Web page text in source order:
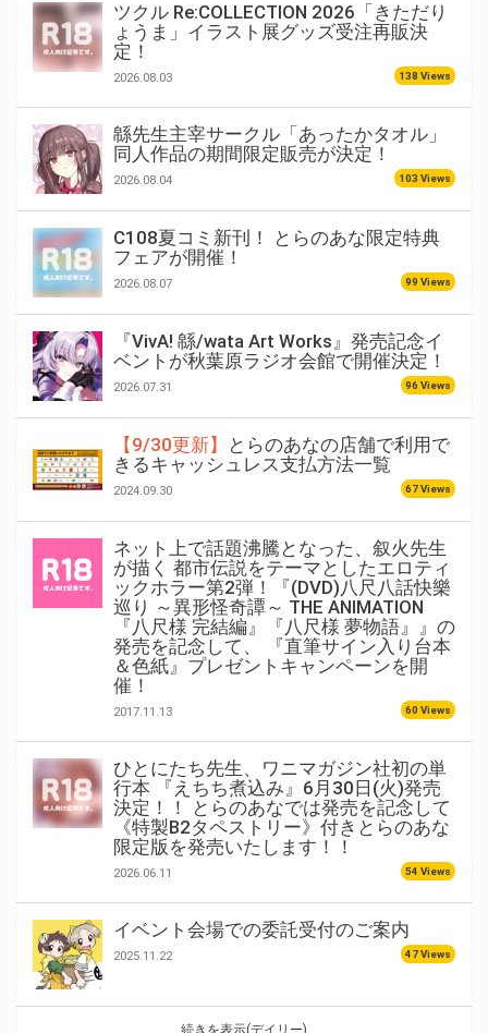
ツクル Re:COLLECTION 2026「きただり
ょうま」イラスト展グッズ受注再販決
定！
2026.08.03 138 Views
緜先生主宰サークル「あったかタオル」
同人作品の期間限定販売が決定！
2026.08.04 103 Views
C108夏コミ新刊！ とらのあな限定特典
フェアが開催！
2026.08.07 99 Views
『VivA! 緜/wata Art Works』発売記念イ
ベントが秋葉原ラジオ会館で開催決定！
2026.07.31 96 Views
【9/30更新】
とらのあなの店舗で利用で
きるキャッシュレス支払方法一覧
2024.09.30 67 Views
ネット上で話題沸騰となった、叙火先生
が描く 都市伝説をテーマとしたエロティ
ックホラー第2弾！『(DVD)八尺八話快樂
巡り ～異形怪奇譚～ THE ANIMATION
『八尺様 完結編』『八尺様 夢物語』』の
発売を記念して、 『直筆サイン入り台本
＆色紙』プレゼントキャンペーンを開
催！
2017.11.13 60 Views
ひとにたち先生、ワニマガジン社初の単
行本 『えちち煮込み』6月30日(火)発売
決定！！ とらのあなでは発売を記念して
《特製B2タペストリー》付きとらのあな
限定版を発売いたします！！
2026.06.11 54 Views
イベント会場での委託受付のご案内
2025.11.22 47 Views